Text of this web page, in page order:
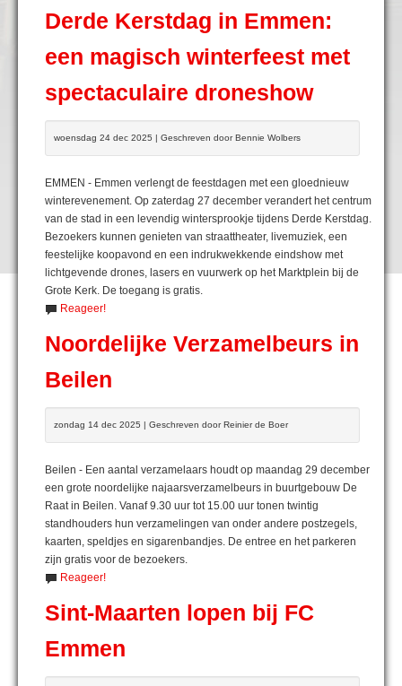
Derde Kerstdag in Emmen:
een magisch winterfeest met
spectaculaire droneshow
woensdag 24 dec 2025 | Geschreven door Bennie Wolbers
EMMEN - Emmen verlengt de feestdagen met een gloednieuw
winterevenement. Op zaterdag 27 december verandert het centrum
van de stad in een levendig wintersprookje tijdens Derde Kerstdag.
Bezoekers kunnen genieten van straattheater, livemuziek, een
feestelijke koopavond en een indrukwekkende eindshow met
lichtgevende drones, lasers en vuurwerk op het Marktplein bij de
Grote Kerk. De toegang is gratis.
Reageer!
Noordelijke Verzamelbeurs in
Beilen
zondag 14 dec 2025 | Geschreven door Reinier de Boer
Beilen - Een aantal verzamelaars houdt op maandag 29 december
een grote noordelijke najaarsverzamelbeurs in buurtgebouw De
Raat in Beilen. Vanaf 9.30 uur tot 15.00 uur tonen twintig
standhouders hun verzamelingen van onder andere postzegels,
kaarten, speldjes en sigarenbandjes. De entree en het parkeren
zijn gratis voor de bezoekers.
Reageer!
Sint-Maarten lopen bij FC
Emmen